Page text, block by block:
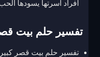
أفراد أسرتها يسودها
تفسير حلم بيت
تفسير حلم بيت قصر